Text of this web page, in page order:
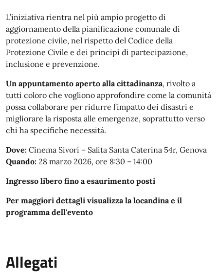
L’iniziativa rientra nel più ampio progetto di
aggiornamento della pianificazione comunale di
protezione civile, nel rispetto del Codice della
Protezione Civile e dei principi di partecipazione,
inclusione e prevenzione.
Un appuntamento aperto alla cittadinanza, rivolto a
tutti coloro che vogliono approfondire come la comunità
possa collaborare per ridurre l’impatto dei disastri e
migliorare la risposta alle emergenze, soprattutto verso
chi ha specifiche necessità.
Dove: Cinema Sivori – Salita Santa Caterina 54r, Genova
Quando: 28 marzo 2026, ore 8:30 – 14:00
Ingresso libero fino a esaurimento posti
Per maggiori dettagli visualizza la locandina e il
programma dell'evento
Allegati